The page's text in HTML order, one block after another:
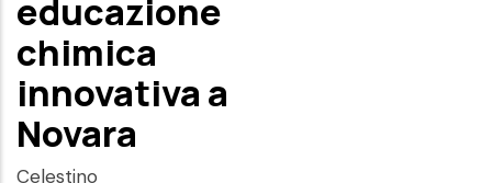
educazione
chimica
innovativa a
Novara
Celestino